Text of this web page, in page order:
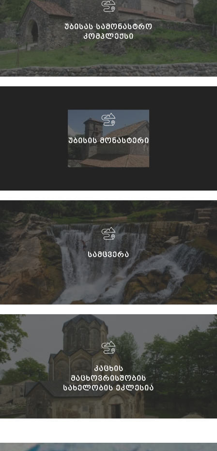
ᲣᲑᲘᲡᲐᲡ ᲡᲐᲛᲝᲜᲐᲡᲢᲠᲝ
ᲙᲝᲛᲞᲚᲔᲥᲡᲘ
ᲣᲑᲘᲡᲘᲡ ᲛᲝᲜᲐᲡᲢᲔᲠᲘ
ᲡᲐᲛᲪᲕᲔᲠᲐ
ᲙᲐᲪᲮᲘᲡ
ᲛᲐᲪᲮᲝᲕᲠᲘᲡᲨᲝᲑᲘᲡ
ᲡᲐᲮᲔᲚᲝᲑᲘᲡ ᲔᲙᲚᲔᲡᲘᲐ